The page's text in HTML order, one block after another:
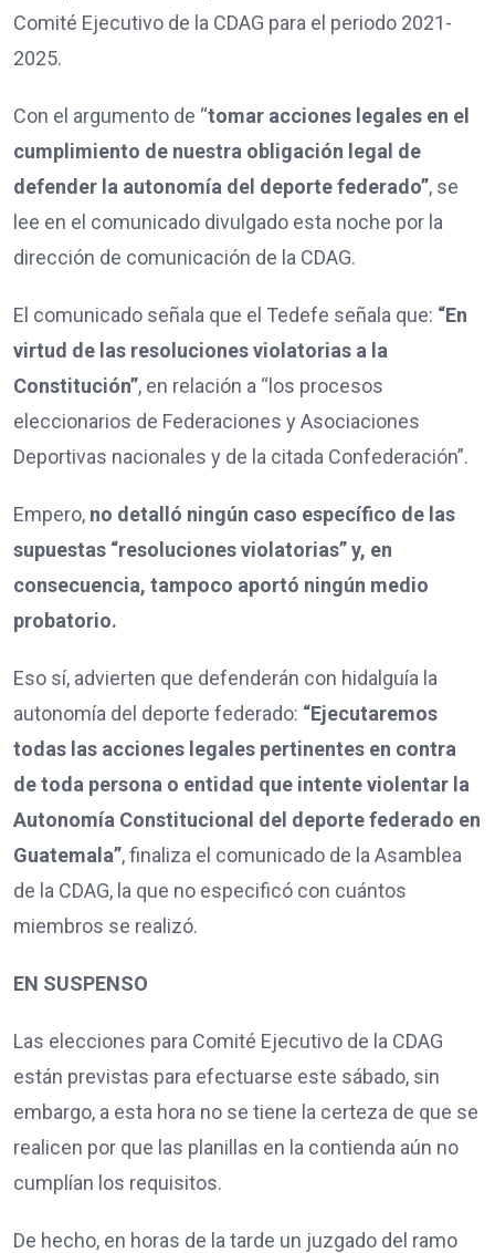
Comité Ejecutivo de la CDAG para el periodo 2021-
2025.
Con el argumento de “tomar acciones legales en el
cumplimiento de nuestra obligación legal de
defender la autonomía del deporte federado”, se
lee en el comunicado divulgado esta noche por la
dirección de comunicación de la CDAG.
El comunicado señala que el Tedefe señala que: “En
virtud de las resoluciones violatorias a la
Constitución”, en relación a “los procesos
eleccionarios de Federaciones y Asociaciones
Deportivas nacionales y de la citada Confederación”.
Empero, no detalló ningún caso específico de las
supuestas “resoluciones violatorias” y, en
consecuencia, tampoco aportó ningún medio
probatorio.
Eso sí, advierten que defenderán con hidalguía la
autonomía del deporte federado: “Ejecutaremos
todas las acciones legales pertinentes en contra
de toda persona o entidad que intente violentar la
Autonomía Constitucional del deporte federado en
Guatemala”, finaliza el comunicado de la Asamblea
de la CDAG, la que no especificó con cuántos
miembros se realizó.
EN SUSPENSO
Las elecciones para Comité Ejecutivo de la CDAG
están previstas para efectuarse este sábado, sin
embargo, a esta hora no se tiene la certeza de que se
realicen por que las planillas en la contienda aún no
cumplían los requisitos.
De hecho, en horas de la tarde un juzgado del ramo